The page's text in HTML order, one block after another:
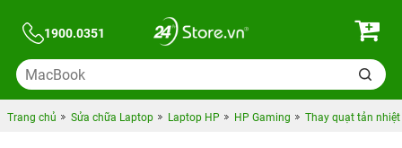
1900.0351
Trang chủ Sửa chữa Laptop Laptop HP HP Gaming Thay quạt tản